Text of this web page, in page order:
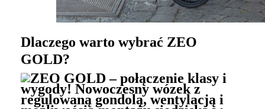
Dlaczego warto wybrać ZEO
GOLD?